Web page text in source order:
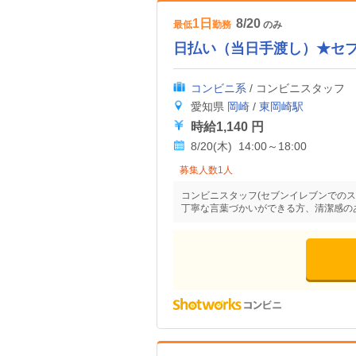
最低1日 勤務 8/20 のみ
日払い（当日手渡し）★セ
コンビニ系 / コンビニスタッフ
愛知県 岡崎 / 東岡崎駅
時給1,140 円
8/20(木) 14:00～18:00
募集人数1人
コンビニスタッフ(セブンイレブンでの
丁寧な言葉づかいができる方、清潔感